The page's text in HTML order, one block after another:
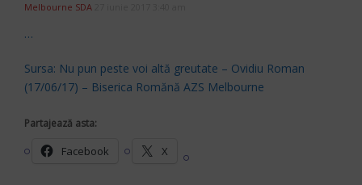
Melbourne SDA
…
Sursa: Nu pun peste voi altă greutate – Ovidiu Roman
(17/06/17) – Biserica Romănă AZS Melbourne
Partajează asta:
Facebook X